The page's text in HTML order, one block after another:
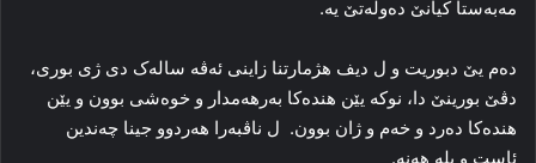
مەبەستا کیانێ دەولەتێ یە.
دەم یێ دبوریت و ل دیف هژمارتنا زاینی ئەڤە سالەک دی ژی بوری،
دڤێ بورینێ دا، نوکە یێن هندەکا بەرهەمدار و خوەشی بوون و یێن
هندەکا دەرد و خەم و ژان بوون. ل ناڤبەرا هەردوو جینا چەندین
ئاست و پلە هەنە.